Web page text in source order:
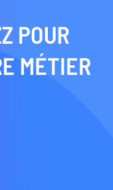
POUR
MÉTIER